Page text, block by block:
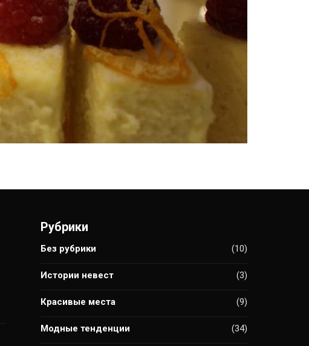
Рубрики
Без рубрики (10)
Истории невест (3)
Красивые места (9)
Модные тенденции (34)